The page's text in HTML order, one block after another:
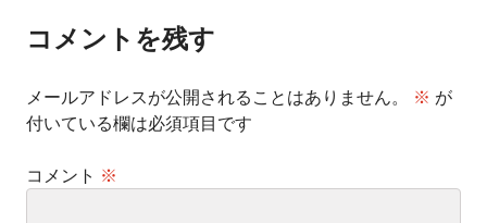
シ
ョ
コメントを残す
メールアドレスが公開されることはありません。 ※ が
付いている欄は必須項目です
コメント ※